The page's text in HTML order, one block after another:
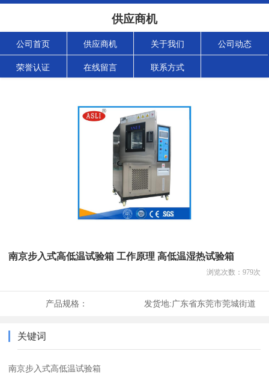
供应商机
公司首页 供应商机 关于我们 公司动态
荣誉认证 在线留言 联系方式
南京步入式高低温试验箱 工作原理 高低温湿热试验箱
浏览次数： 979次
产品规格： 发货地:广东省东莞市莞城街道
关键词
南京步入式高低温试验箱